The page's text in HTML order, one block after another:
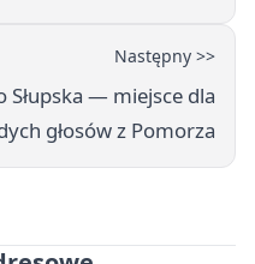
Następny >>
Słupska — miejsce dla
głosów z Pomorza